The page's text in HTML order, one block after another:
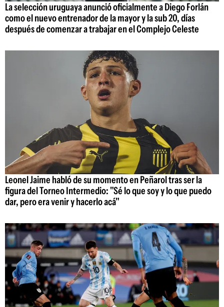
La selección uruguaya anunció oficialmente a Diego Forlán
como el nuevo entrenador de la mayor y la sub 20, días
después de comenzar a trabajar en el Complejo Celeste
Leonel Jaime habló de su momento en Peñarol tras ser la
figura del Torneo Intermedio: "Sé lo que soy y lo que puedo
dar, pero era venir y hacerlo acá"